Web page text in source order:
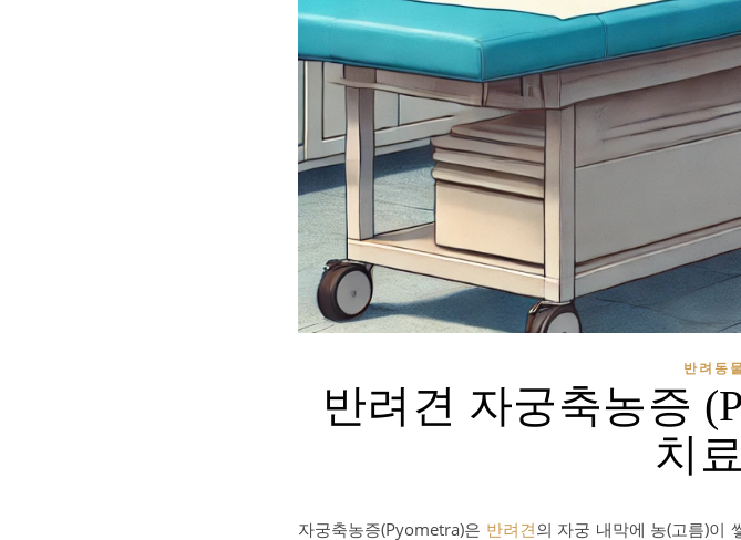
반려동
반려견 자궁축농증
치
자궁축농증(Pyometra)은 반려견의 자궁 내막에 농(고름)이